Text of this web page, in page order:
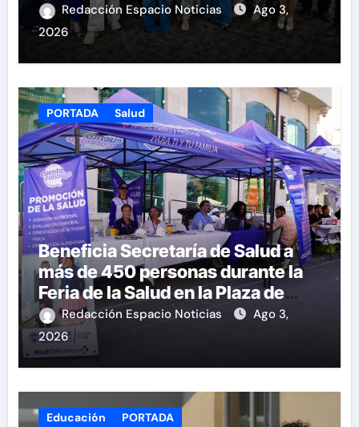
Redacción Espacio Noticias
Ago 3,
2026
PORTADA Salud
Beneficia Secretaría de Salud a
más de 450 personas durante la
Feria de la Salud en la Plaza de
Armas
Redacción Espacio Noticias
Ago 3,
2026
Educación PORTADA